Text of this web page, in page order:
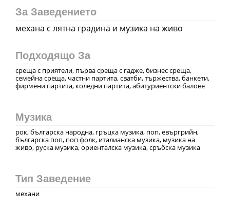
За Заведението
механа с лятна градина и музика на живо
Подходящо За
среща с приятели, първа среща с гадже, бизнес среща,
семейна среща, частни партита, сватби, тържества, банкети,
фирмени партита, коледни партита, абитуриентски балове
Музика
рок, българска народна, гръцка музика, поп, евъргрийн,
българска поп, поп фолк, италианска музика, музика на
живо, руска музика, ориенталска музика, сръбска музика
Тип Заведение
механи